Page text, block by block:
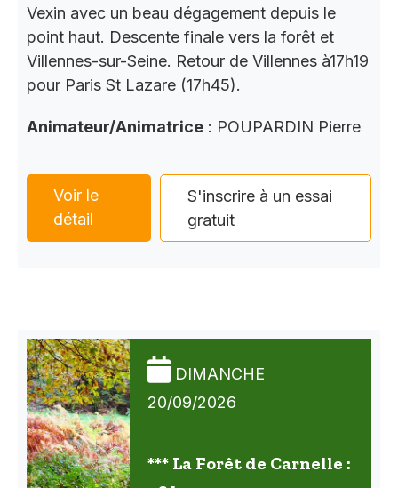
Vexin avec un beau dégagement depuis le
point haut. Descente finale vers la forêt et
Villennes-sur-Seine. Retour de Villennes à17h19
pour Paris St Lazare (17h45).
Animateur/Animatrice : POUPARDIN Pierre
Voir le
détail
S'inscrire à un essai
gratuit
DIMANCHE
20/09/2026
*** La Forêt de Carnelle :